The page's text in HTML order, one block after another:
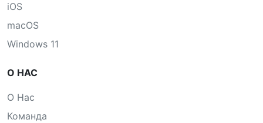
iOS
macOS
Windows 11
О НАС
О Нас
Команда